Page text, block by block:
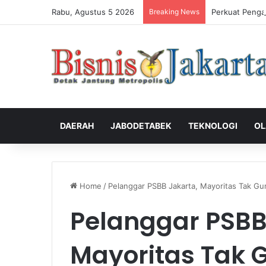
Rabu, Agustus 5 2026 Breaking News Perkuat
DAERAH JABODETABEK TEKNOLOGI
Home / Pelanggar PSBB Jakarta, Mayoritas Tak
Pelanggar
Mayoritas Tak